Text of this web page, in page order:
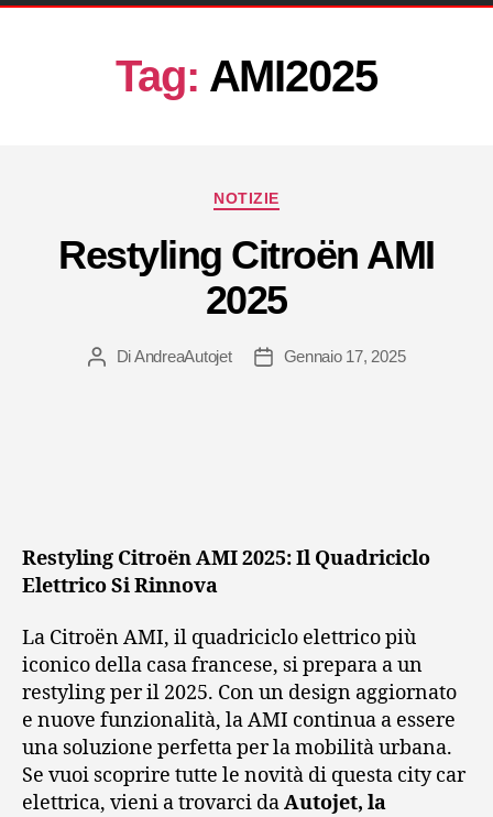
Tag: AMI2025
Categorie
NOTIZIE
Restyling Citroën AMI
2025
Autore
DiAndreaAutojet
DataGennaio 17, 2025
Restyling Citroën AMI 2025: Il Quadriciclo
Elettrico Si Rinnova
La Citroën AMI, il quadriciclo elettrico più
iconico della casa francese, si prepara a un
restyling per il 2025. Con un design aggiornato
e nuove funzionalità, la AMI continua a essere
una soluzione perfetta per la mobilità urbana.
Se vuoi scoprire tutte le novità di questa city car
elettrica, vieni a trovarci daAutojet, la